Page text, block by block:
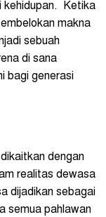
kehidupan. Ketika
makna
sebuah
di sana
bagi generasi
dengan
realitas dewasa
dijadikan sebagai
semua pahlawan